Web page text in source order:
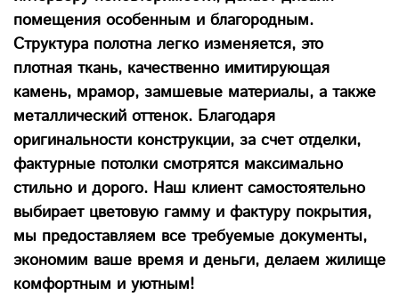
помещения особенным и благородным.
Структура полотна легко изменяется, это
плотная ткань, качественно имитирующая
камень, мрамор, замшевые материалы, а также
металлический оттенок. Благодаря
оригинальности конструкции, за счет отделки,
фактурные потолки смотрятся максимально
стильно и дорого. Наш клиент самостоятельно
выбирает цветовую гамму и фактуру покрытия,
мы предоставляем все требуемые документы,
экономим ваше время и деньги, делаем жилище
комфортным и уютным!